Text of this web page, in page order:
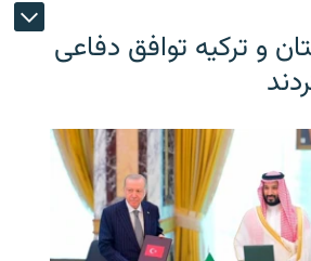
و ترکیه توافق دفاعی